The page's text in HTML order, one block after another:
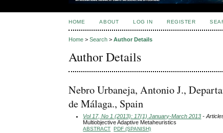
HOME ABOUT LOG IN REGISTER
Home >Search >Author Details
Author Details
Nebro Urbaneja, Antonio J.,
de Málaga., Spain
Vol 17, No 1 (2013): 17(1) January-March 2013 -
Multiobjective Adaptive Metaheuristics
ABSTRACT PDF (SPANISH)